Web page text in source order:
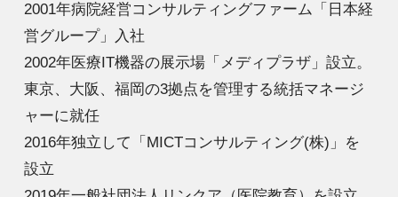
2001年病院経営コンサルティングファーム「日本経
営グループ」入社
2002年医療IT機器の展示場「メディプラザ」設立。
東京、大阪、福岡の3拠点を管理する統括マネージ
ャーに就任
2016年独立して「MICTコンサルティング(株)」を
設立